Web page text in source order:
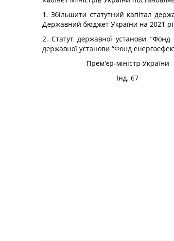
1. Збільшити статутний капітал
Державний бюджет України на 2021
2. Статут державної установи
державної установи “Фонд
Прем'єр-міністр України
Інд. 67